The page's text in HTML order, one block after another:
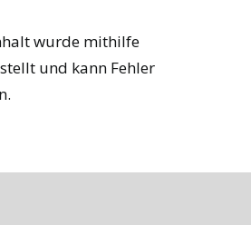
wurde mithilfe
und kann Fehler